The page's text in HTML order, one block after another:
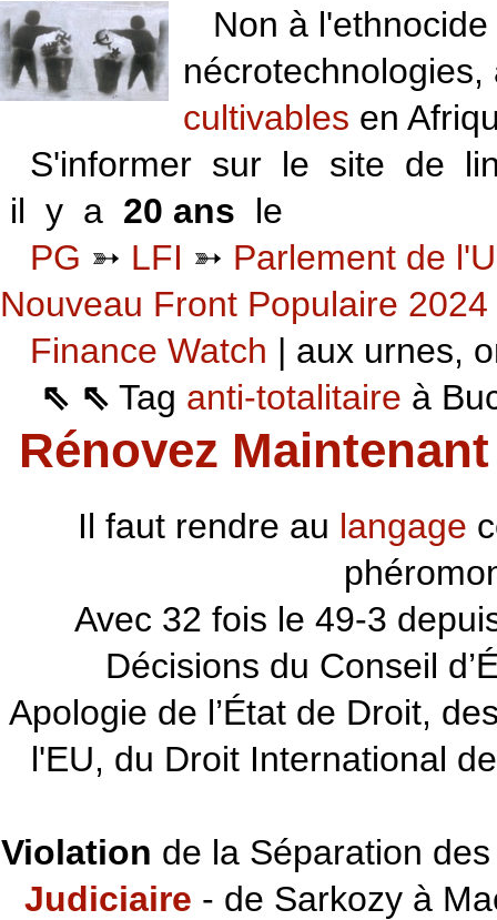
Non à l'ethnocide
cultivables en
S'informer sur le site de
il y a 20 ans le
PG ➳ LFI ➳ Parlement de
Nouveau Front Populaire 2024
Finance Watch | aux urnes,
⇖ ⇖ Tag anti-totalitaire à
Rénovez
Il faut rendre au langage
Avec 32 fois le 49-3
Décisions du Conseil
Apologie de l’État de Droit,
l'EU, du Droit International
Violation de la Séparation
Judiciaire - de Sarkozy à